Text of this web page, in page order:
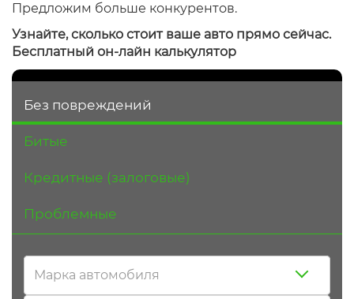
Предложим больше конкурентов.
Узнайте, сколько стоит ваше авто прямо сейчас.
Бесплатный он-лайн калькулятор
Без повреждений
Битые
Кредитные (залоговые)
Проблемные
Марка автомобиля